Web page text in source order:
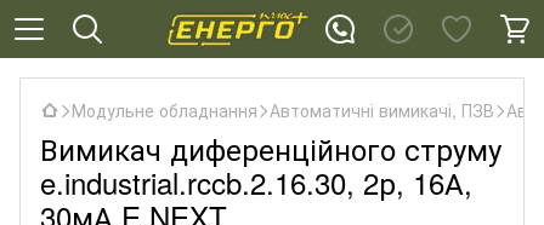
Модульне обладнання Автоматичні вимикачі, ПЗВ
Вимикач диференційного струму
e.industrial.rccb.2.16.30, 2р, 16А,
30мА E.NEXT